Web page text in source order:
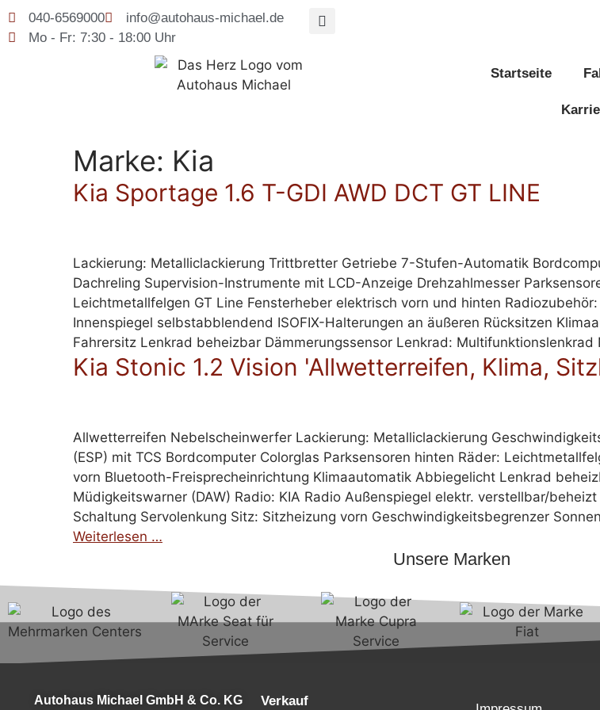
040-6569000
info@autohaus-michael.de
Mo - Fr: 7:30 - 18:00 Uhr
Startseite
Marke: Kia
Kia Sportage 1.6 T-GDI AWD DCT GT LINE
Lackierung: Metalliclackierung Trittbretter Getriebe 7-Stufen-Automatik
Dachreling Supervision-Instrumente mit LCD-Anzeige Drehzahlmesser
Leichtmetallfelgen GT Line Fensterheber elektrisch vorn und hinten
Innenspiegel selbstabblendend ISOFIX-Halterungen an äußeren Rücksitzen
Fahrersitz Lenkrad beheizbar Dämmerungssensor Lenkrad:
Kia Stonic 1.2 Vision 'Allwetterreifen, Klima,
Allwetterreifen Nebelscheinwerfer Lackierung: Metalliclackierung
(ESP) mit TCS Bordcomputer Colorglas Parksensoren hinten Räder:
vorn Bluetooth-Freisprecheinrichtung Klimaautomatik Abbiegelicht Lenkrad
Müdigkeitswarner (DAW) Radio: KIA Radio Außenspiegel elektr. verstellbar/
Schaltung Servolenkung Sitz: Sitzheizung vorn Geschwindigkeitsbegrenzer
Weiterlesen …
Unsere Marken
Autohaus Michael GmbH & Co. KG Verkauf